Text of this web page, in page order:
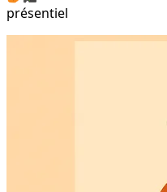
présentiel